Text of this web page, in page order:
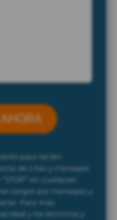
para recibir
de citas y mensajes
en cualquier
cargos por mensajes y
Para más
y los términos y